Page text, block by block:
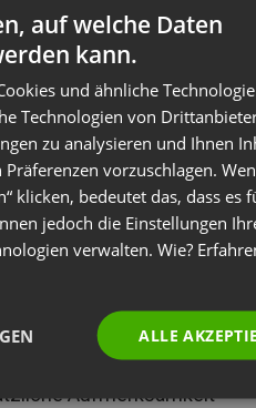
Preis von 50 EUR
wie eine gut
– jede
einen natürlichen
Kunden
der Preis wieder
den gesamten
du nach der
Aufmerksamkeit
auf welche Daten
kann.
und ähnliche
Technologien von
zu analysieren und Ihnen
vorzuschlagen.
klicken, bedeutet das, dass es
jedoch die Einstellungen
verwalten. Wie?
ALLE